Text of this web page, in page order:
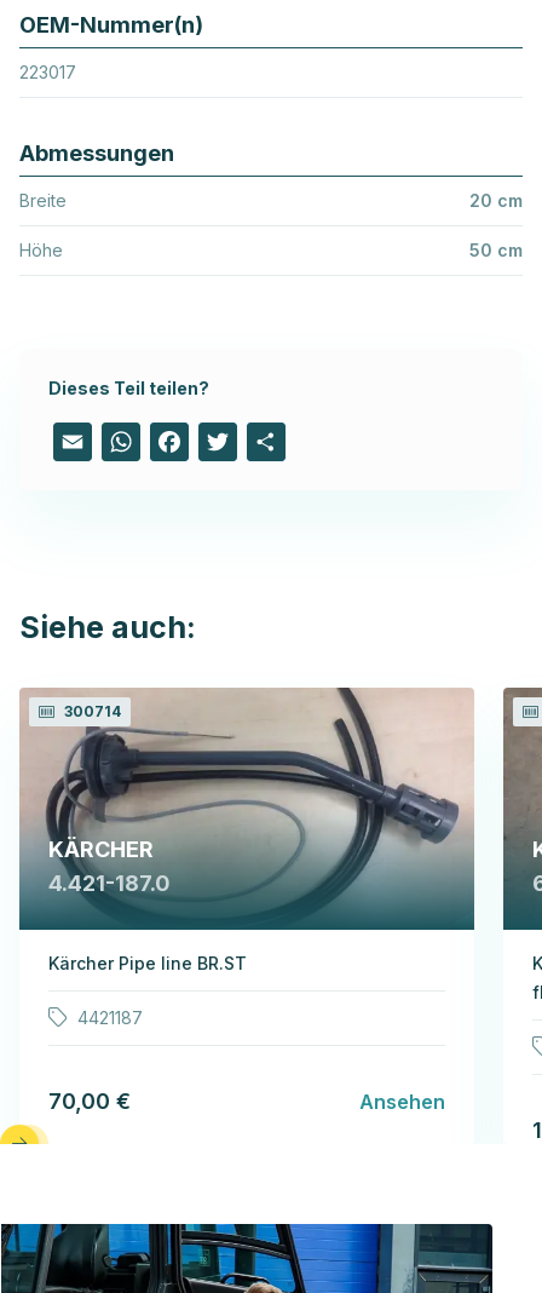
OEM-Nummer(n)
223017
Abmessungen
Breite 20 cm
Höhe 50 cm
Dieses Teil teilen?
Email WhatsAppFacebook
Twitter
Siehe auch:
300714
KÄRCHER
4.421-187.0
Kärcher Pipe line BR.ST
4421187
70,00 € Ansehen